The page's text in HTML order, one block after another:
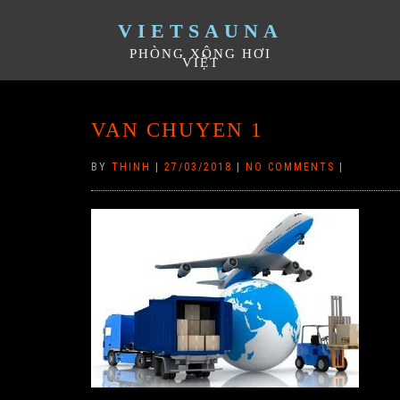
VIETSAUNA
PHÒNG XÔNG HƠI
VIỆT
VAN CHUYEN 1
BY THINH 27/03/2018 NO COMMENTS